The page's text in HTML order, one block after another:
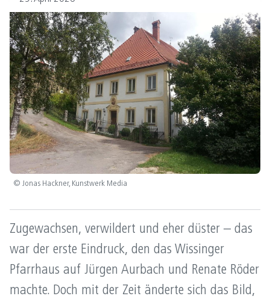
© Jonas Hackner, Kunstwerk Media
Zugewachsen, verwildert und eher düster – das
war der erste Eindruck, den das Wissinger
Pfarrhaus auf Jürgen Aurbach und Renate Röder
machte. Doch mit der Zeit änderte sich das Bild,